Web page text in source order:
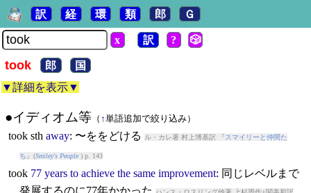
訳 経 環 類 郎 Ｇ
x 訳 ? 🎲
took 郎
国
▼詳細を表示▼
●イディオム等（ ↑単語追加で絞り込み）
tooksth away: 〜ををどける ル・カレ著 村上博基訳 『スマイリーと仲間た
ち 』(Smiley's People) p. 143
took 77 years to achieve the same improvement: 同じレベルまで
発展するのに77年かかった